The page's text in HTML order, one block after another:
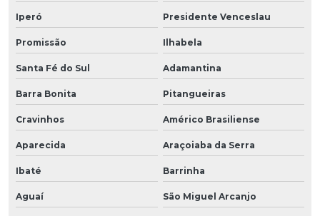
Iperó Presidente Venceslau
Promissão Ilhabela
Santa Fé do Sul Adamantina
Barra Bonita Pitangueiras
Cravinhos Américo Brasiliense
Aparecida Araçoiaba da Serra
Ibaté Barrinha
Aguaí São Miguel Arcanjo